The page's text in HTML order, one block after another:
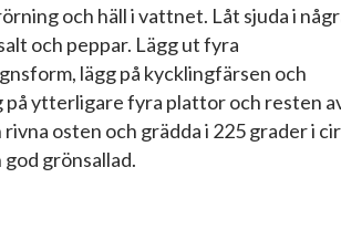
och häll i vattnet. Låt sjuda i
och peppar. Lägg ut fyra
lägg på kycklingfärsen och
på ytterligare fyra plattor och resten
osten och grädda i 225 grader i
grönsallad.